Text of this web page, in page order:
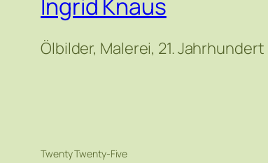
Ingrid Knaus
Ölbilder, Malerei, 21. Jahrhundert
Twenty Twenty-Five